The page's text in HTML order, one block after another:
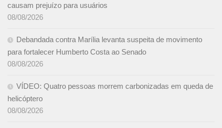
causam prejuízo para usuários
08/08/2026
Debandada contra Marília levanta suspeita de movimento
para fortalecer Humberto Costa ao Senado
08/08/2026
VÍDEO: Quatro pessoas morrem carbonizadas em queda de
helicóptero
08/08/2026